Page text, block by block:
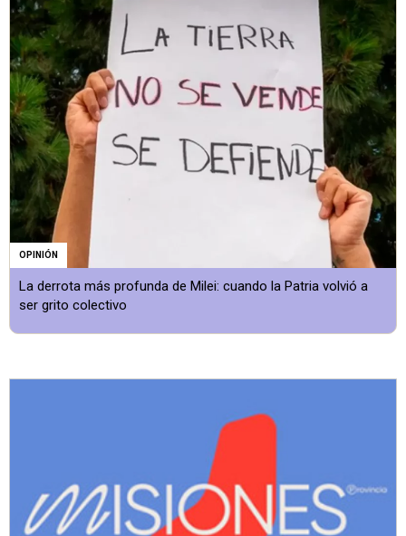
OPINIÓN
La derrota más profunda de Milei: cuando la Patria volvió a
ser grito colectivo